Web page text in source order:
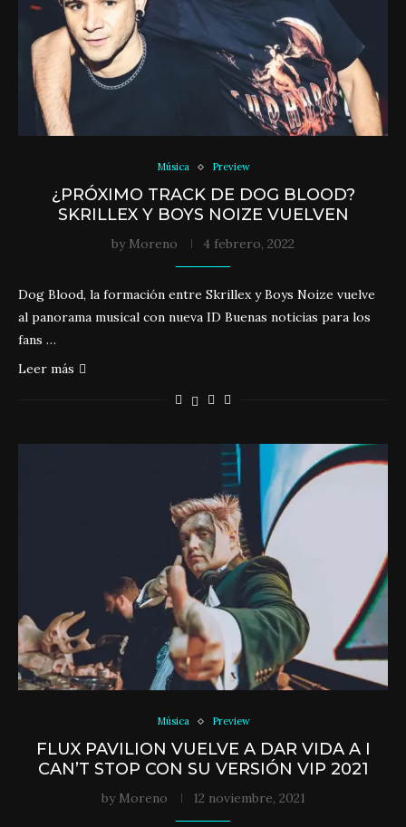
Música Preview
¿PRÓXIMO TRACK DE DOG BLOOD?
SKRILLEX Y BOYS NOIZE VUELVEN
by Moreno 4 febrero, 2022
Dog Blood, la formación entre Skrillex y Boys Noize vuelve
al panorama musical con nueva ID Buenas noticias para los
fans …
Leer más
Música Preview
FLUX PAVILION VUELVE A DAR VIDA A I
CAN’T STOP CON SU VERSIÓN VIP 2021
by Moreno 12 noviembre, 2021